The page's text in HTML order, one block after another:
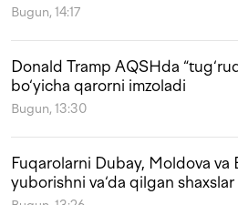
Bugun, 14:17
Donald Tramp AQSHda
bo‘yicha qarorni imzoladi
Bugun, 13:30
Fuqarolarni Dubay, Moldova va
yuborishni va‘da qilgan